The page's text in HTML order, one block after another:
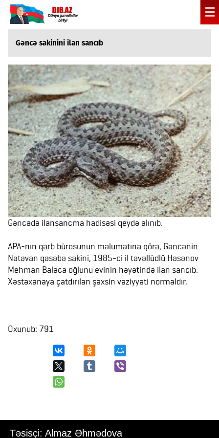
Gəncə sakinini ilan sancıb
Gəncədə ilansancma hadisəsi qeydə alınıb.
APA-nın qərb bürosunun məlumatına görə, Gəncənin
Natəvan qəsəbə sakini, 1985-ci il təvəllüdlü Həsənov
Mehman Balaca oğlunu evinin həyətində ilan sancıb.
Xəstəxanaya çatdırılan şəxsin vəziyyəti normaldır.
Oxunub: 791
Təsisçi: Almaz Əhmədova